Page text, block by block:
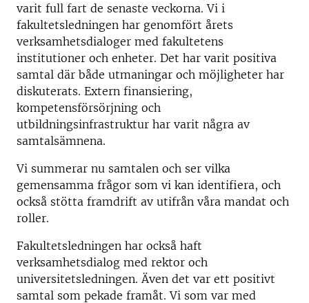
varit full fart de senaste veckorna. Vi i
fakultetsledningen har genomfört årets
verksamhetsdialoger med fakultetens
institutioner och enheter. Det har varit positiva
samtal där både utmaningar och möjligheter har
diskuterats. Extern finansiering,
kompetensförsörjning och
utbildningsinfrastruktur har varit några av
samtalsämnena.
Vi summerar nu samtalen och ser vilka
gemensamma frågor som vi kan identifiera, och
också stötta framdrift av utifrån våra mandat och
roller.
Fakultetsledningen har också haft
verksamhetsdialog med rektor och
universitetsledningen. Även det var ett positivt
samtal som pekade framåt. Vi som var med